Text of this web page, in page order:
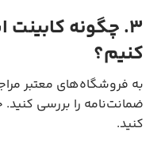
۳. چگونه
کنیم؟
به فروشگاه‌های معتبر
ضمانت‌نامه را بررسی
کنید.